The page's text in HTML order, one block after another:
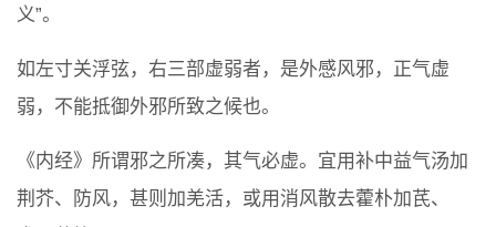
义”。
如左寸关浮弦，右三部虚弱者，是外感风邪，正气虚
弱，不能抵御外邪所致之候也。
《内经》所谓邪之所凑，其气必虚。宜用补中益气汤加
荆芥、防风，甚则加羌活，或用消风散去藿朴加芪、